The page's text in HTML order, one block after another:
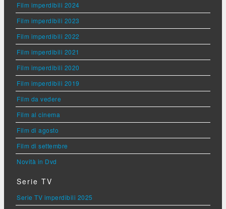
Film imperdibili 2024
Film imperdibili 2023
Film imperdibili 2022
Film imperdibili 2021
Film imperdibili 2020
Film imperdibili 2019
Film da vedere
Film al cinema
Film di agosto
Film di settembre
Novità in Dvd
Serie TV
Serie TV imperdibili 2025